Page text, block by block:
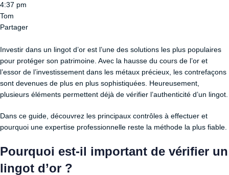
4:37 pm
Tom
Partager
Investir dans un lingot d’or est l’une des solutions les plus populaires
pour protéger son patrimoine. Avec la hausse du cours de l’or et
l’essor de l’investissement dans les métaux précieux, les contrefaçons
sont devenues de plus en plus sophistiquées. Heureusement,
plusieurs éléments permettent déjà de vérifier l’authenticité d’un lingot.
Dans ce guide, découvrez les principaux contrôles à effectuer et
pourquoi une expertise professionnelle reste la méthode la plus fiable.
Pourquoi est-il important de vérifier un
lingot d’or ?